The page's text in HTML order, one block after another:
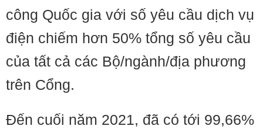
công Quốc gia với số yêu cầu dịch vụ
điện chiếm hơn 50% tổng số yêu cầu
của tất cả các Bộ/ngành/địa phương
trên Cổng.
Đến cuối năm 2021, đã có tới 99,66%